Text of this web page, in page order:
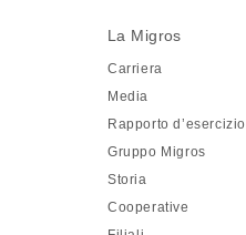
La Migros
Carriera
Media
Rapporto d’esercizio
Gruppo Migros
Storia
Cooperative